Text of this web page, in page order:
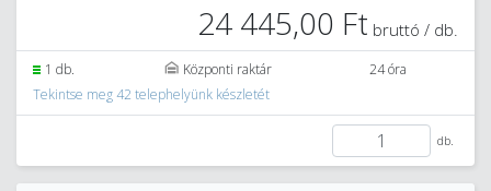
24 445,00 Ft bruttó / db.
1 db. Központi raktár
24 óra
Tekintse meg 42 telephelyünk készletét
db.